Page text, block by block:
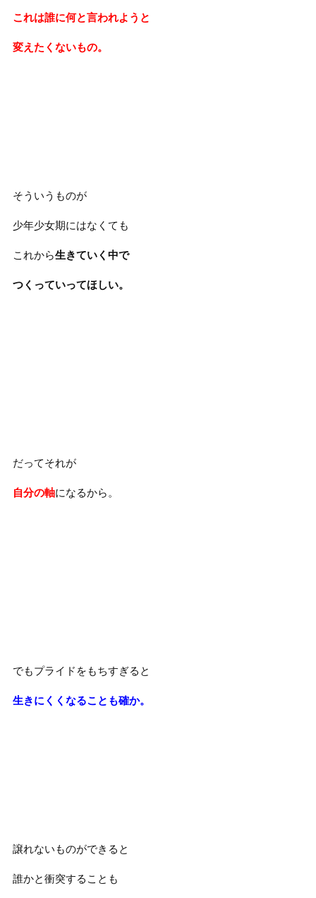
これは誰に何と言われようと
変えたくないもの。
そういうものが
少年少女期にはなくても
これから生きていく中で
つくっていってほしい。
だってそれが
自分の軸になるから。
でもプライドをもちすぎると
生きにくくなることも確か。
譲れないものができると
誰かと衝突することも